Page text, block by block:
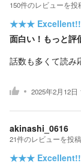
150件のレビューを投
★★★
面白い！もっと評
話数も多くて読み
2025年2月12日
akinashi_0616
21件のレビューを投稿
★★★